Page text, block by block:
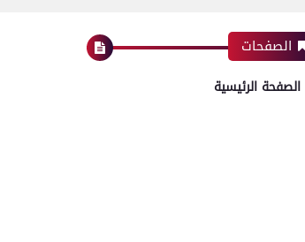
الصفحات
الصفحة الرئيسية